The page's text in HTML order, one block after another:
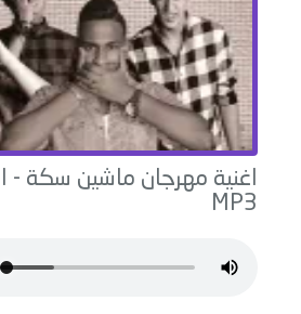
اغنية مهرجان ماشين سكة -
MP3